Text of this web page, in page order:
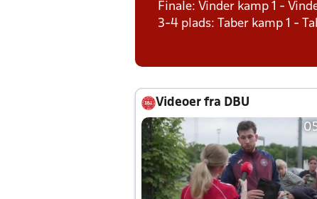
Finale: Vinder kamp 1 -
3-4 plads: Taber kamp 1 -
Videoer fra DBU